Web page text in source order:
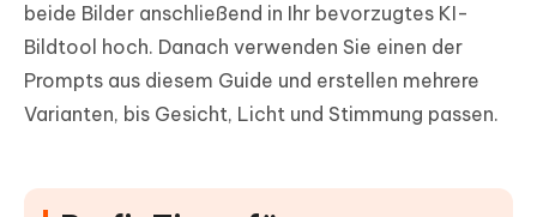
beide Bilder anschließend in Ihr bevorzugtes KI-
Bildtool hoch. Danach verwenden Sie einen der
Prompts aus diesem Guide und erstellen mehrere
Varianten, bis Gesicht, Licht und Stimmung passen.